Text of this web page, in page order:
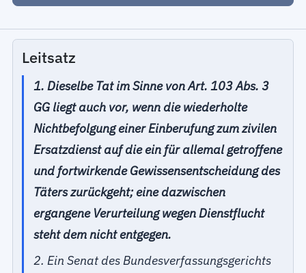
Leitsatz
1. Dieselbe Tat im Sinne von Art. 103 Abs. 3
GG liegt auch vor, wenn die wiederholte
Nichtbefolgung einer Einberufung zum zivilen
Ersatzdienst auf die ein für allemal getroffene
und fortwirkende Gewissensentscheidung des
Täters zurückgeht; eine dazwischen
ergangene Verurteilung wegen Dienstflucht
steht dem nicht entgegen.
2. Ein Senat des Bundesverfassungsgerichts